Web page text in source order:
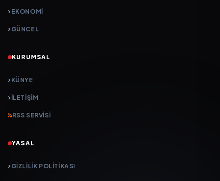
EKONOMİ
GÜNCEL
KURUMSAL
KÜNYE
İLETIŞIM
RSS SERVISI
YASAL
GIZLILIK POLITIKASI